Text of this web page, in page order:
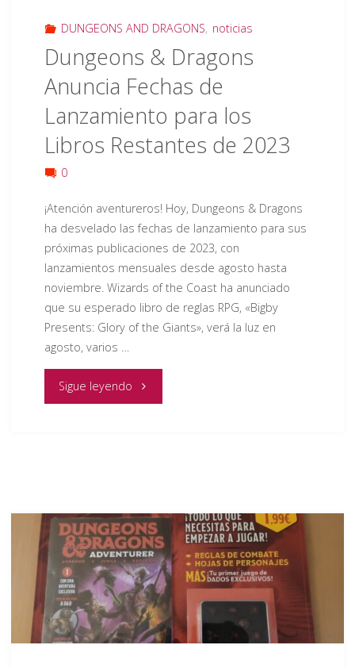
DUNGEONS AND DRAGONS, noticias
Dungeons & Dragons
Anuncia Fechas de
Lanzamiento para los
Libros Restantes de 2023
0
¡Atención aventureros! Hoy, Dungeons & Dragons
ha desvelado las fechas de lanzamiento para sus
próximas publicaciones de 2023, con
lanzamientos mensuales desde agosto hasta
noviembre. Wizards of the Coast ha anunciado
que su esperado libro de reglas RPG, «Bigby
Presents: Glory of the Giants», verá la luz en
agosto, varios …
Sigue leyendo"Dungeons
Fechas
de
Lanzamiento
para